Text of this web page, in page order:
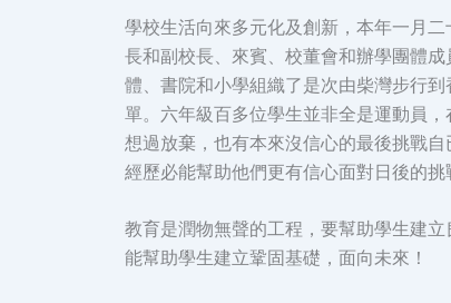
學校生活向來多元化及創新，本年一月
長和副校長、來賓、校董會和辦學團體
體、書院和小學組織了是次由柴灣步行
單。六年級百多位學生並非全是運動員
想過放棄，也有本來沒信心的最後挑戰
經歷必能幫助他們更有信心面對日後的挑
教育是潤物無聲的工程，要幫助學生建
能幫助學生建立鞏固基礎，面向未來！